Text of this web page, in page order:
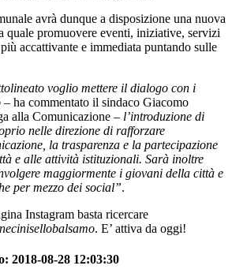
avrà dunque a disposizione una nuova
quale promuovere eventi, iniziative, servizi
accattivante e immediata puntando sulle
voglio mettere il dialogo con i
– ha commentato il sindaco Giacomo
alla Comunicazione – l’introduzione di
nelle direzione di rafforzare
la trasparenza e la partecipazione
e alle attività istituzionali. Sarà inoltre
maggiormente i giovani della città e
per mezzo dei social”.
Instagram basta ricercare
. E’ attiva da oggi!
2018-08-28 12:03:30